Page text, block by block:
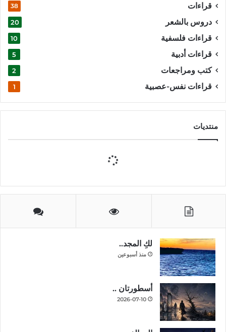
قراءات 38
دروس بالشعر 20
قراءات فلسفية 10
قراءات أدبية 5
كتب ومراجعات 2
قراءات نفس-عصبية 1
منتديات
لكِ المجد..
منذ أسبوعين
أسطورتان ..
2026-07-10